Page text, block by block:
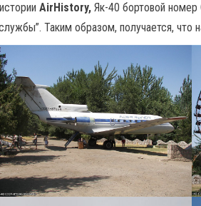
AirHistory, Як-40 бортовой
Таким образом, получается,